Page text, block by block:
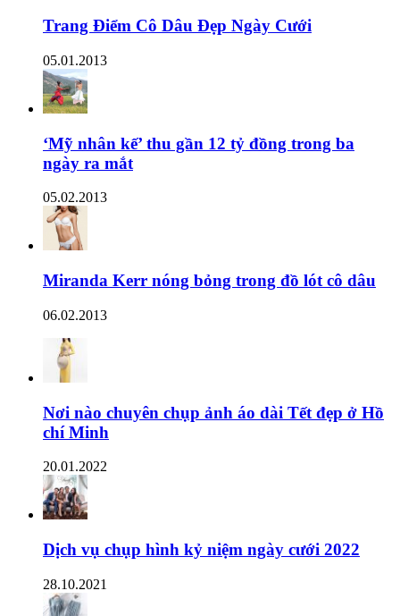
Trang Điểm Cô Dâu Đẹp Ngày Cưới
05.01.2013
‘Mỹ nhân kế’ thu gần 12 tỷ đồng trong ba
ngày ra mắt
05.02.2013
Miranda Kerr nóng bỏng trong đồ lót cô dâu
06.02.2013
Nơi nào chuyên chụp ảnh áo dài Tết đẹp ở Hồ
chí Minh
20.01.2022
Dịch vụ chụp hình kỷ niệm ngày cưới 2022
28.10.2021